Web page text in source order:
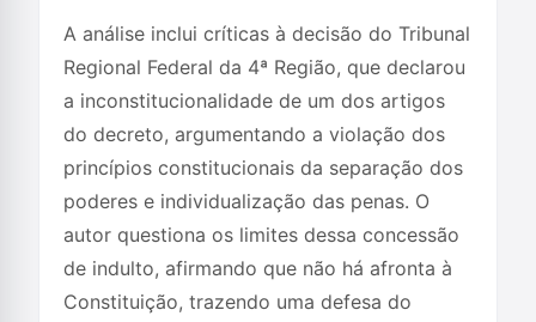
A análise inclui críticas à decisão do Tribunal
Regional Federal da 4ª Região, que declarou
a inconstitucionalidade de um dos artigos
do decreto, argumentando a violação dos
princípios constitucionais da separação dos
poderes e individualização das penas. O
autor questiona os limites dessa concessão
de indulto, afirmando que não há afronta à
Constituição, trazendo uma defesa do